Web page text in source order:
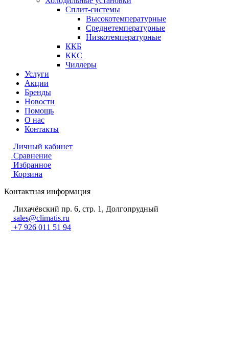
Сплит-системы
Высокотемпературные
Среднетемпературные
Низкотемпературные
ККБ
ККС
Чиллеры
Услуги
Акции
Бренды
Новости
Помощь
О нас
Контакты
Личный кабинет
Сравнение
Избранное
Корзина
Контактная информация
Лихачёвский пр. 6, стр. 1, Долгопрудный
sales@climatis.ru
+7 926 011 51 94